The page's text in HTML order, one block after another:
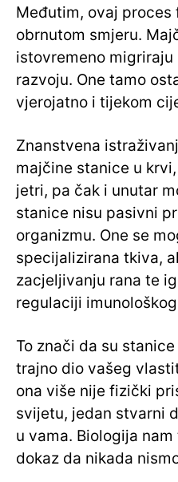
Međutim, ovaj proces
obrnutom smjeru.
istovremeno
razvoju. One tamo
vjerojatno i tijekom
Znanstvena
majčine stanice u
jetri, pa čak i unutar
stanice nisu pasivni
organizmu. One se
specijalizirana tkiva,
zacjeljivanju rana te
regulaciji
To znači da su
trajno dio vašeg
ona više nije fizički
svijetu, jedan stvarni
u vama. Biologija
dokaz da nikada